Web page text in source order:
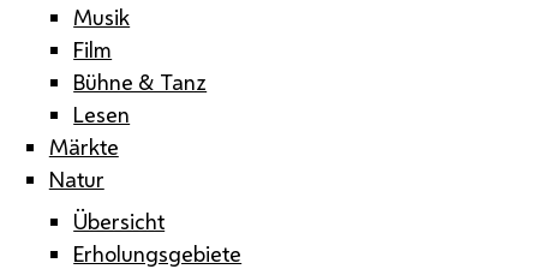
Musik
Film
Bühne & Tanz
Lesen
Märkte
Natur
Übersicht
Erholungsgebiete